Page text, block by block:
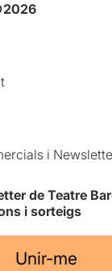
i
de Teatre
i sorteigs
Unir-me